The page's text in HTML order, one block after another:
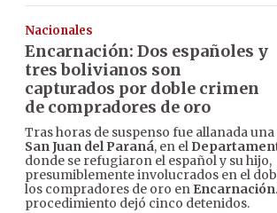
Nacionales
Encarnación: Dos españoles y
tres bolivianos son
capturados por doble crimen
de compradores de oro
Tras horas de suspenso fue allanada
San Juan del Paraná, en el
donde se refugiaron el español y su hijo,
presumiblemente involucrados en el
los compradores de oro en Encarnación
procedimiento dejó cinco detenidos.